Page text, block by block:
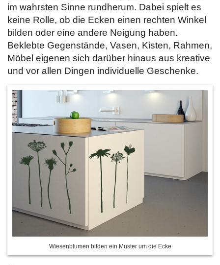
im wahrsten Sinne rundherum. Dabei spielt es
keine Rolle, ob die Ecken einen rechten Winkel
bilden oder eine andere Neigung haben.
Beklebte Gegenstände, Vasen, Kisten, Rahmen,
Möbel eigenen sich darüber hinaus aus kreative
und vor allen Dingen individuelle Geschenke.
Wiesenblumen bilden ein Muster um die Ecke